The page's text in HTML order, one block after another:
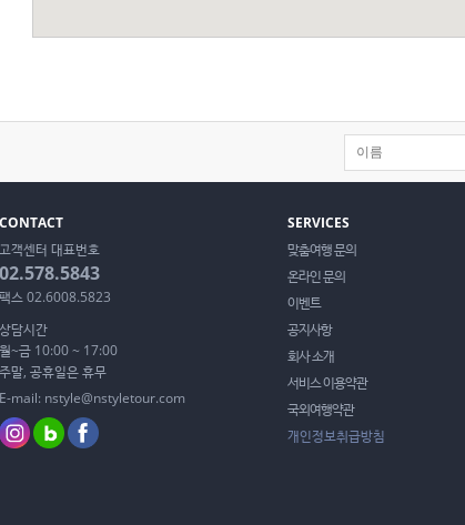
CONTACT
고객센터 대표번호
02.578.5843
팩스 02.6008.5823
상담시간
월~금 10:00 ~ 17:00
주말, 공휴일은 휴무
E-mail: nstyle@nstyletour.com
SERVICES
맞춤여행 문의
온라인 문의
이벤트
공지사항
회사 소개
서비스 이용약관
국외여행약관
개인정보취급방침